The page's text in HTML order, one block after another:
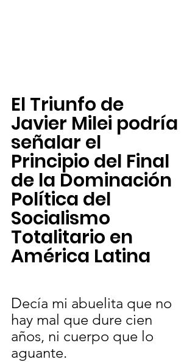
El Triunfo de
Javier Milei podría
señalar el
Principio del Final
de la Dominación
Política del
Socialismo
Totalitario en
América Latina
Decía mi abuelita que no
hay mal que dure cien
años, ni cuerpo que lo
aguante.